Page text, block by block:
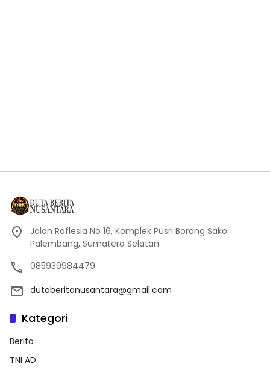
Jalan Raflesia No 16, Komplek Pusri Borang Sako
Palembang, Sumatera Selatan
085939984479
dutaberitanusantara@gmail.com
Kategori
Berita
TNI AD